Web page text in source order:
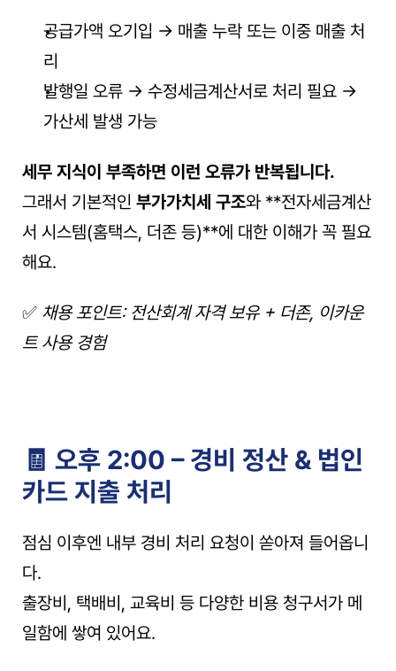
공급가액 오기입 → 매출 누락 또는 이중 매출 처
리
발행일 오류 → 수정세금계산서로 처리 필요 →
가산세 발생 가능
세무 지식이 부족하면 이런 오류가 반복됩니다.
그래서 기본적인 부가가치세 구조와 **전자세금계산
서 시스템(홈택스, 더존 등)**에 대한 이해가 꼭 필요
해요.
✅ 채용 포인트: 전산회계 자격 보유 + 더존, 이카운
트 사용 경험
🧾 오후 2:00 – 경비 정산 & 법인
카드 지출 처리
점심 이후엔 내부 경비 처리 요청이 쏟아져 들어옵니
다.
출장비, 택배비, 교육비 등 다양한 비용 청구서가 메
일함에 쌓여 있어요.